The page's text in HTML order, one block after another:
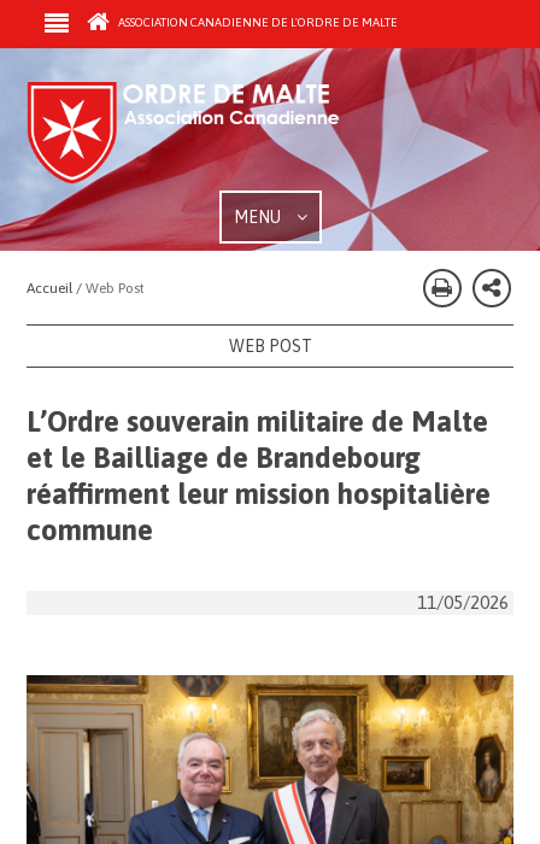
ASSOCIATION CANADIENNE DE L'ORDRE DE MALTE
MENU
Accueil / Web Post
WEB POST
L’Ordre souverain militaire de Malte
et le Bailliage de Brandebourg
réaffirment leur mission hospitalière
commune
11/05/2026